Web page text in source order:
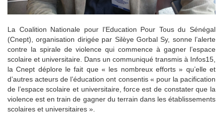
La Coalition Nationale pour l’Education Pour Tous du Sénégal
(Cnept), organisation dirigée par Silèye Gorbal Sy, sonne l’alerte
contre la spirale de violence qui commence à gagner l’espace
scolaire et universitaire. Dans un communiqué transmis à Infos15,
la Cnept déplore le fait que « les nombreux efforts » qu’elle et
d’autres acteurs de l’éducation ont consentis « pour la pacification
de l’espace scolaire et universitaire, force est de constater que la
violence est en train de gagner du terrain dans les établissements
scolaires et universitaires ».